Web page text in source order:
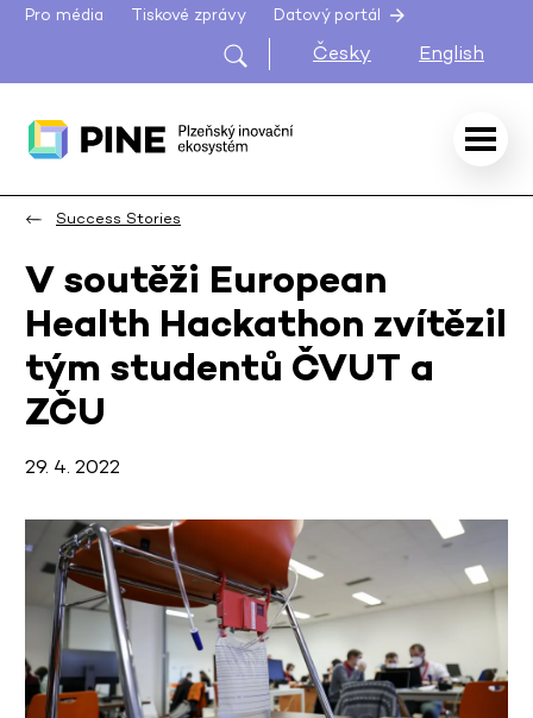
Pro média Tiskové zprávy Datový portál
Česky English
Success Stories
V soutěži European
Health Hackathon zvítězil
tým studentů ČVUT a
ZČU
29. 4. 2022